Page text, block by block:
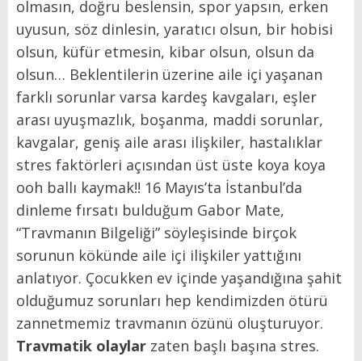
olmasın, doğru beslensin, spor yapsın, erken
uyusun, söz dinlesin, yaratıcı olsun, bir hobisi
olsun, küfür etmesin, kibar olsun, olsun da
olsun… Beklentilerin üzerine aile içi yaşanan
farklı sorunlar varsa kardeş kavgaları, eşler
arası uyuşmazlık, boşanma, maddi sorunlar,
kavgalar, geniş aile arası ilişkiler, hastalıklar
stres faktörleri açısından üst üste koya koya
ooh ballı kaymak!! 16 Mayıs’ta İstanbul’da
dinleme fırsatı bulduğum Gabor Mate,
“Travmanın Bilgeliği” söyleşisinde birçok
sorunun kökünde aile içi ilişkiler yattığını
anlatıyor. Çocukken ev içinde yaşandığına şahit
olduğumuz sorunları hep kendimizden ötürü
zannetmemiz travmanın özünü oluşturuyor.
Travmatik olaylar zaten başlı başına stres.